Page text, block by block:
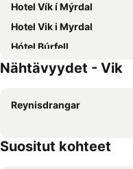
Hotel Vík í Mýrdal
Hotel Vik i Myrdal
Hótel Búrfell
Edda Vik
Nähtävyydet - Vik
Reynisdrangar
Suositut kohteet